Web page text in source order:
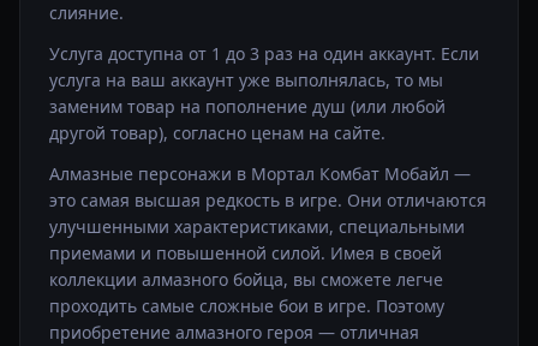
слияние.
Услуга доступна от 1 до 3 раз на один аккаунт. Если
услуга на ваш аккаунт уже выполнялась, то мы
заменим товар на пополнение душ (или любой
другой товар), согласно ценам на сайте.
Алмазные персонажи в Мортал Комбат Мобайл —
это самая высшая редкость в игре. Они отличаются
улучшенными характеристиками, специальными
приемами и повышенной силой. Имея в своей
коллекции алмазного бойца, вы сможете легче
проходить самые сложные бои в игре. Поэтому
приобретение алмазного героя — отличная